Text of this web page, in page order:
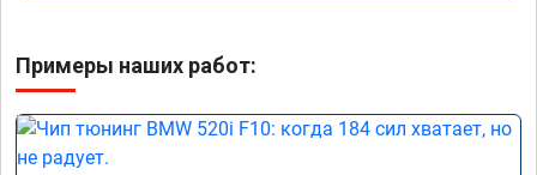
Примеры наших работ: